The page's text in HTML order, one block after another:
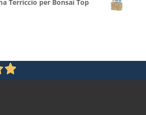
24,40.
Terriccio per Bonsai Top
25,00.